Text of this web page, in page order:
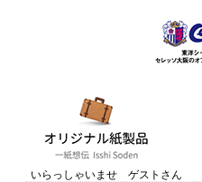
いらっしゃいませ ゲストさん